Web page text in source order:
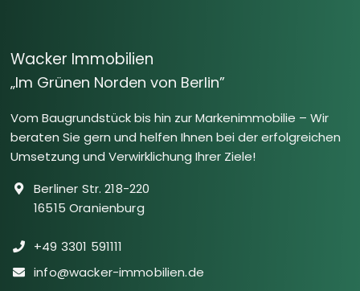
Wacker Immobilien
„Im Grünen Norden von Berlin”
Vom Baugrundstück bis hin zur Markenimmobilie – Wir
beraten Sie gern und helfen Ihnen bei der erfolgreichen
Umsetzung und Verwirklichung Ihrer Ziele!
Berliner Str. 218-220
16515 Oranienburg
+49 3301 591111
info@wacker-immobilien.de